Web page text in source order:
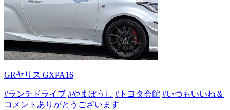
GRヤリス GXPA16
#ランチドライブ #やまぼうし #トヨタ会館 #いつもいいね＆
コメントありがとうございます